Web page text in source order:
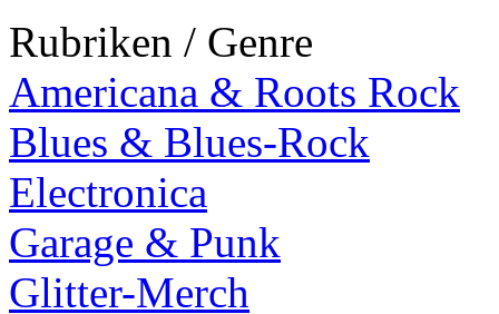
Rubriken / Genre
Americana & Roots Rock
Blues & Blues-Rock
Electronica
Garage & Punk
Glitter-Merch